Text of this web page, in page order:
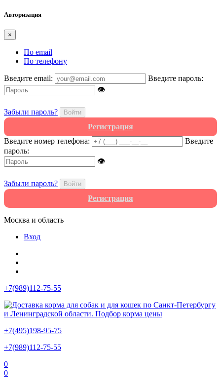
Авторизация
×
По email
По телефону
Введите email:
Введите пароль:
👁
Забыли пароль? Войти
Регистрация
Введите номер телефона:
Введите
пароль:
👁
Забыли пароль? Войти
Регистрация
Москва и область
Вход
+7(989)112-75-55
+7(495)198-95-75
+7(989)112-75-55
0
0